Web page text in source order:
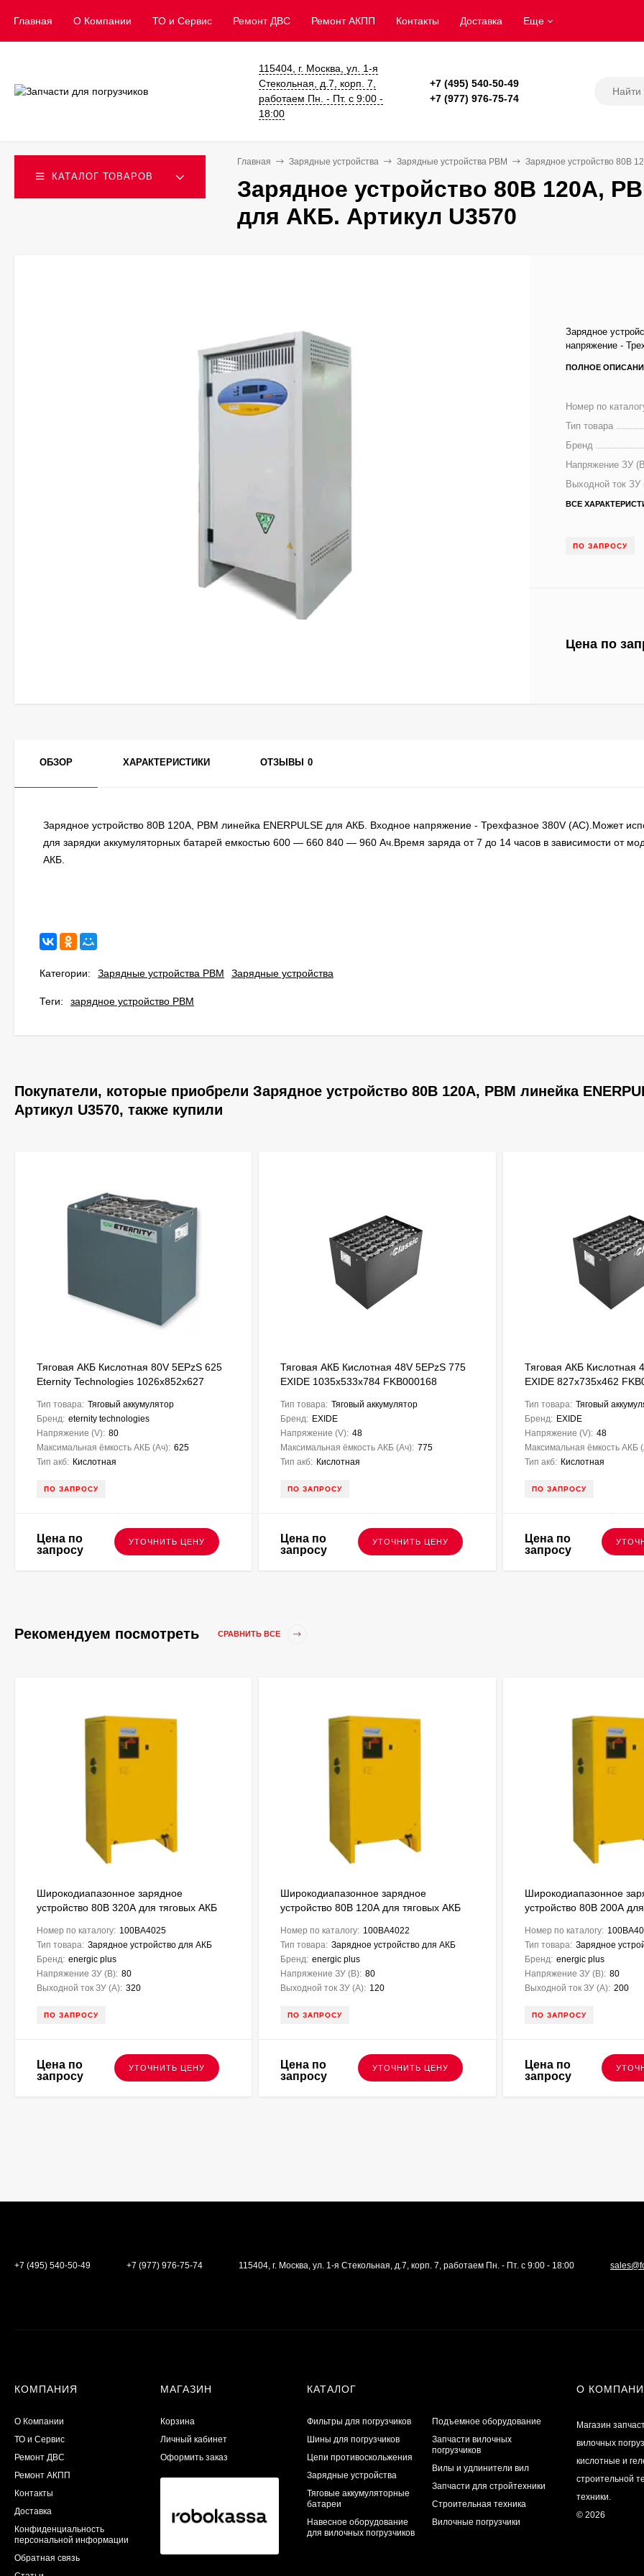
Главная О Компании ТО и Сервис ​Ремонт ДВС Ремонт АКПП Контакты Доставка Еще
115404, г. Москва, ул. 1-я
Стекольная, д.7, корп. 7,
работаем Пн. - Пт. с 9:00 -
18:00
+7 (495) 540-50-49
+7 (977) 976-75-74
КАТАЛОГ ТОВАРОВ
Главная Зарядные устройства Зарядные устройства PBM Зарядное устройство 80В
Зарядное устройство 80В 120А,
для АКБ. Артикул U3570
Зарядное
напряжение -
ПОЛНОЕ
Номер по
Тип товара
Бренд
Напряжение ЗУ
Выходной ток ЗУ
ВСЕ
ПО ЗАПРОСУ
Цена по
ОБЗОР ХАРАКТЕРИСТИКИ ОТЗЫВЫ 0
Зарядное устройство 80В 120А, PBM линейка ENERPULSE для АКБ. Входное напряжение - Трехфазное 380V (AC).Может
для зарядки аккумуляторных батарей емкостью 600 — 660 840 — 960 Ач.Время заряда от 7 до 14 часов в зависимости от
АКБ.
Категории: Зарядные устройства PBM Зарядные устройства
Теги: зарядное устройство PBM
Покупатели, которые приобрели Зарядное устройство 80В 120А, PBM линейка
Артикул U3570, также купили
Тяговая АКБ Кислотная 80V 5EPzS 625
Eternity Technologies 1026х852х627
Тип товара: Тяговый аккумулятор
Бренд: eternity technologies
Напряжение (V): 80
Максимальная ёмкость АКБ (Ач): 625
Тип акб: Кислотная
ПО ЗАПРОСУ
Цена по
запросу
УТОЧНИТЬ ЦЕНУ
Тяговая АКБ Кислотная 48V 5EPzS 775
EXIDE 1035х533х784 FKB000168
Тип товара: Тяговый аккумулятор
Бренд: EXIDE
Напряжение (V): 48
Максимальная ёмкость АКБ (Ач): 775
Тип акб: Кислотная
ПО ЗАПРОСУ
Цена по
запросу
УТОЧНИТЬ ЦЕНУ
Тяговая АКБ Кислотная
EXIDE 827х735х462
Тип товара: Тяговый
Бренд: EXIDE
Напряжение (V): 48
Максимальная ёмкость АКБ
Тип акб: Кислотная
ПО ЗАПРОСУ
Цена по
запросу
Рекомендуем посмотреть СРАВНИТЬ ВСЕ
Широкодиапазонное зарядное
устройство 80В 320А для тяговых АКБ
Номер по каталогу: 100BA4025
Тип товара: Зарядное устройство для АКБ
Бренд: energic plus
Напряжение ЗУ (В): 80
Выходной ток ЗУ (A): 320
ПО ЗАПРОСУ
Цена по
запросу
УТОЧНИТЬ ЦЕНУ
Широкодиапазонное зарядное
устройство 80В 120А для тяговых АКБ
Номер по каталогу: 100BA4022
Тип товара: Зарядное устройство для АКБ
Бренд: energic plus
Напряжение ЗУ (В): 80
Выходной ток ЗУ (A): 120
ПО ЗАПРОСУ
Цена по
запросу
УТОЧНИТЬ ЦЕНУ
Широкодиапазонное
устройство 80В 200А
Номер по каталогу:
Тип товара: Зарядное
Бренд: energic plus
Напряжение ЗУ (В): 80
Выходной ток ЗУ (A): 200
ПО ЗАПРОСУ
Цена по
запросу
+7 (495) 540-50-49 +7 (977) 976-75-74 115404, г. Москва, ул. 1-я Стекольная, д.7, корп. 7, работаем Пн. - Пт. с 9:00 - 18:00
КОМПАНИЯ
О Компании
ТО и Сервис
​Ремонт ДВС
Ремонт АКПП
Контакты
Доставка
Конфиденциальность
персональной информации
Обратная связь
МАГАЗИН
Корзина
Личный кабинет
Оформить заказ
КАТАЛОГ
Фильтры для погрузчиков
Шины для погрузчиков
Цепи противоскольжения
Зарядные устройства
Тяговые аккумуляторные
батареи
Навесное оборудование
для вилочных погрузчиков
Подъемное оборудование
Запчасти вилочных
погрузчиков
Вилы и удлинители вил
Запчасти для стройтехники
Строительная техника
Вилочные погрузчики
О
Магазин
вилочных
кислотные и
строительной
техники.
© 2026